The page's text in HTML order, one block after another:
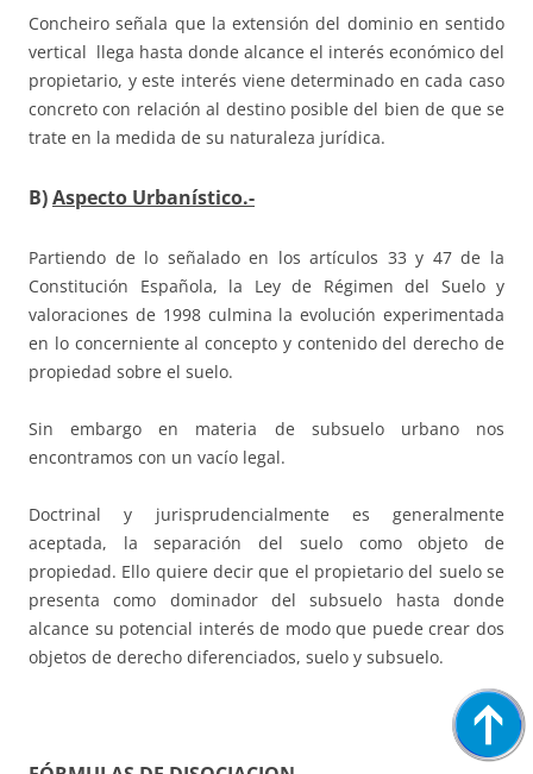
Concheiro señala que la extensión del dominio en sentido
vertical llega hasta donde alcance el interés económico del
propietario, y este interés viene determinado en cada caso
concreto con relación al destino posible del bien de que se
trate en la medida de su naturaleza jurídica.
B)Aspecto Urbanístico.-
Partiendo de lo señalado en los artículos 33 y 47 de la
Constitución Española, la Ley de Régimen del Suelo y
valoraciones de 1998 culmina la evolución experimentada
en lo concerniente al concepto y contenido del derecho de
propiedad sobre el suelo.
Sin embargo en materia de subsuelo urbano nos
encontramos con un vacío legal.
Doctrinal y jurisprudencialmente es generalmente
aceptada, la separación del suelo como objeto de
propiedad. Ello quiere decir que el propietario del suelo se
presenta como dominador del subsuelo hasta donde
alcance su potencial interés de modo que puede crear dos
objetos de derecho diferenciados, suelo y subsuelo.